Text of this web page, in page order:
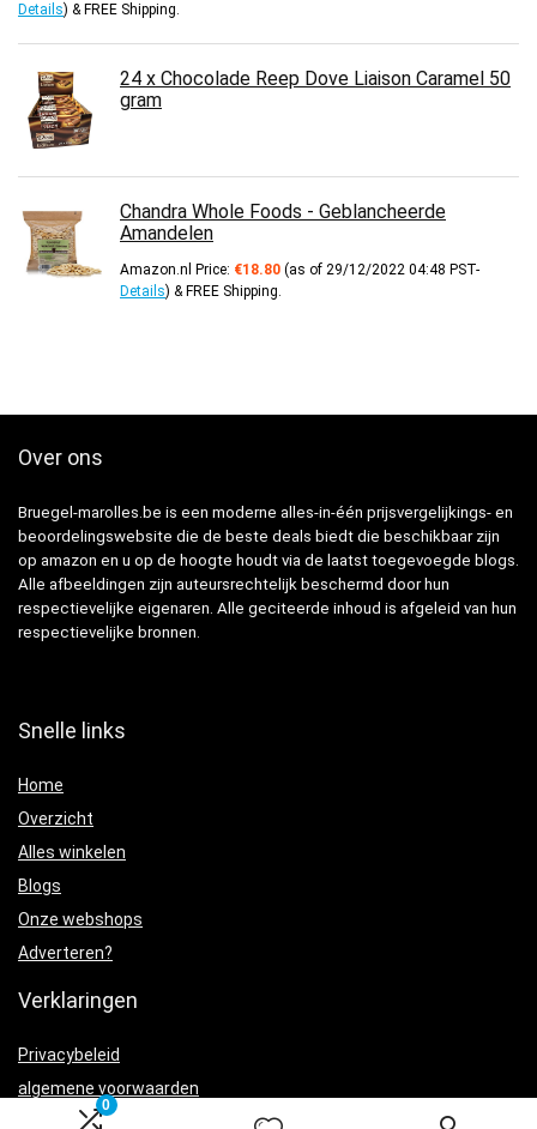
0
Details) & FREE Shipping.
24 x Chocolade Reep Dove Liaison Caramel 50
gram
Chandra Whole Foods - Geblancheerde
Amandelen
Amazon.nl Price: €18.80 (as of 29/12/2022 04:48 PST-
Details) & FREE Shipping.
Over ons
Bruegel-marolles.be is een moderne alles-in-één prijsvergelijkings- en
beoordelingswebsite die de beste deals biedt die beschikbaar zijn
op amazon en u op de hoogte houdt via de laatst toegevoegde blogs.
Alle afbeeldingen zijn auteursrechtelijk beschermd door hun
respectievelijke eigenaren. Alle geciteerde inhoud is afgeleid van hun
respectievelijke bronnen.
Snelle links
Home
Overzicht
Alles winkelen
Blogs
Onze webshops
Adverteren?
Verklaringen
Privacybeleid
algemene voorwaarden
Gelieerde openbaarmaking